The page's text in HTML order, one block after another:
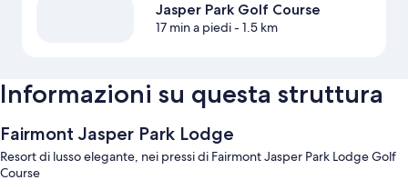
Jasper Park Golf Course
17 min a piedi- 1.5 km
Informazioni su questa struttura
Fairmont Jasper Park Lodge
Resort di lusso elegante, nei pressi di Fairmont Jasper Park Lodge Golf
Course